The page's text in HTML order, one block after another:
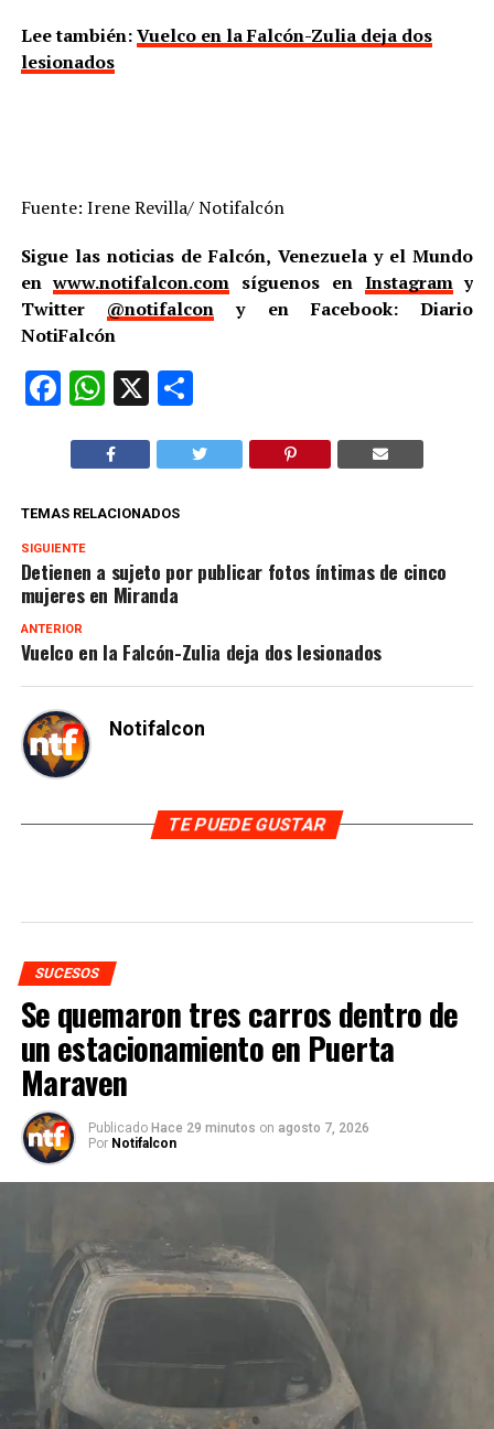
Lee también:Vuelco en la Falcón-Zulia deja dos
lesionados
Fuente: Irene Revilla/ Notifalcón
Sigue las noticias de Falcón, Venezuela y el Mundo
enwww.notifalcon.com síguenos en Instagramy
Twitter @notifalcon y en Facebook: Diario
NotiFalcón
Facebook
WhatsApp
X Compartir
TEMAS RELACIONADOS
SIGUIENTE
Detienen a sujeto por publicar fotos íntimas de cinco
mujeres en Miranda
ANTERIOR
Vuelco en la Falcón-Zulia deja dos lesionados
Notifalcon
TE PUEDE GUSTAR
SUCESOS
Se quemaron tres carros dentro de
un estacionamiento en Puerta
Maraven
Publicado Hace 29 minutos on agosto 7, 2026
Por Notifalcon